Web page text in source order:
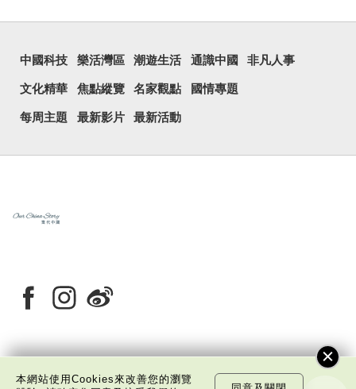
中國科技 樂活灣區 潮遊生活 通識中國 非凡人事
文化精華 焦點縱覽 名家觀點 國情專題
每周主題 最新影片 最新活動
私隱政策聲明 免責聲明
本網站使用Cookies來改善您的瀏覽